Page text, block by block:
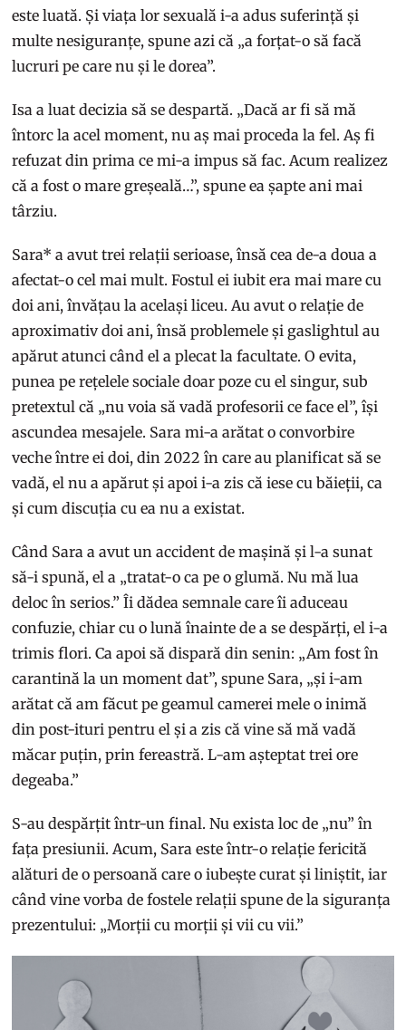
este luată. Și viața lor sexuală i-a adus suferință și
multe nesiguranțe, spune azi că „a forțat-o să facă
lucruri pe care nu și le dorea”.
Isa a luat decizia să se despartă. „Dacă ar fi să mă
întorc la acel moment, nu aș mai proceda la fel. Aș fi
refuzat din prima ce mi-a impus să fac. Acum realizez
că a fost o mare greșeală…”, spune ea șapte ani mai
târziu.
Sara* a avut trei relații serioase, însă cea de-a doua a
afectat-o cel mai mult. Fostul ei iubit era mai mare cu
doi ani, învățau la același liceu. Au avut o relație de
aproximativ doi ani, însă problemele și gaslightul au
apărut atunci când el a plecat la facultate. O evita,
punea pe rețelele sociale doar poze cu el singur, sub
pretextul că „nu voia să vadă profesorii ce face el”, își
ascundea mesajele. Sara mi-a arătat o convorbire
veche între ei doi, din 2022 în care au planificat să se
vadă, el nu a apărut și apoi i-a zis că iese cu băieții, ca
și cum discuția cu ea nu a existat.
Când Sara a avut un accident de mașină și l-a sunat
să-i spună, el a „tratat-o ca pe o glumă. Nu mă lua
deloc în serios.” Îi dădea semnale care îi aduceau
confuzie, chiar cu o lună înainte de a se despărți, el i-a
trimis flori. Ca apoi să dispară din senin: „Am fost în
carantină la un moment dat”, spune Sara, „și i-am
arătat că am făcut pe geamul camerei mele o inimă
din post-ituri pentru el și a zis că vine să mă vadă
măcar puțin, prin fereastră. L-am așteptat trei ore
degeaba.”
S-au despărțit într-un final. Nu exista loc de „nu” în
fața presiunii. Acum, Sara este într-o relație fericită
alături de o persoană care o iubește curat și liniștit, iar
când vine vorba de fostele relații spune de la siguranța
prezentului: „Morții cu morții și vii cu vii.”